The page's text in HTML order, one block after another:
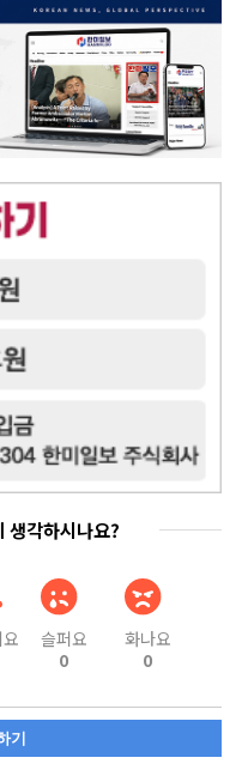
생각하시나요?
슬퍼요
0
화나요
0
기